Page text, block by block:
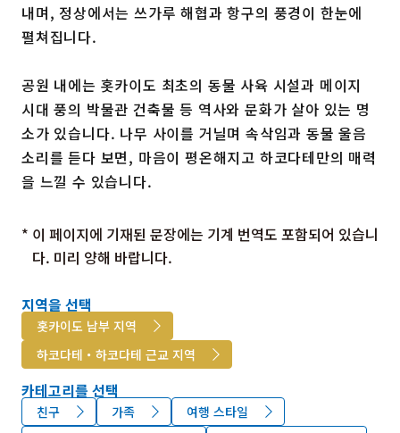
내며, 정상에서는 쓰가루 해협과 항구의 풍경이 한눈에
펼쳐집니다.
공원 내에는 홋카이도 최초의 동물 사육 시설과 메이지
시대 풍의 박물관 건축물 등 역사와 문화가 살아 있는 명
소가 있습니다. 나무 사이를 거닐며 속삭임과 동물 울음
소리를 듣다 보면, 마음이 평온해지고 하코다테만의 매력
을 느낄 수 있습니다.
* 이 페이지에 기재된 문장에는 기계 번역도 포함되어 있습니
다. 미리 양해 바랍니다.
지역을 선택
홋카이도 남부 지역
하코다테・하코다테 근교 지역
카테고리를 선택
친구 가족
여행 스타일